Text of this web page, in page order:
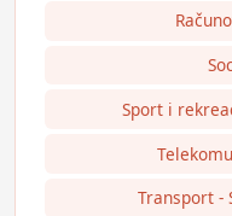
Sport i
Transport -